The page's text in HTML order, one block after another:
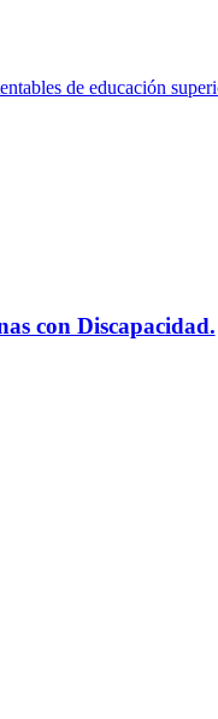
de educación
con Discapacidad.